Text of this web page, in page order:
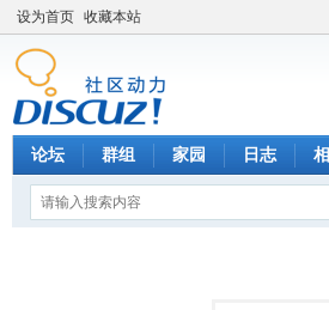
设为首页 收藏本站
论坛 群组 家园 日志